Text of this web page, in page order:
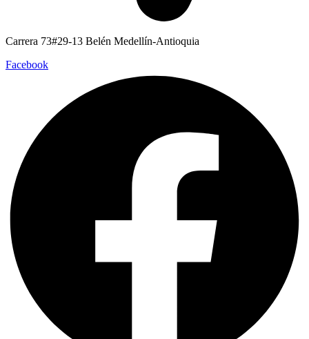
Carrera 73#29-13 Belén Medellín-Antioquia
Facebook